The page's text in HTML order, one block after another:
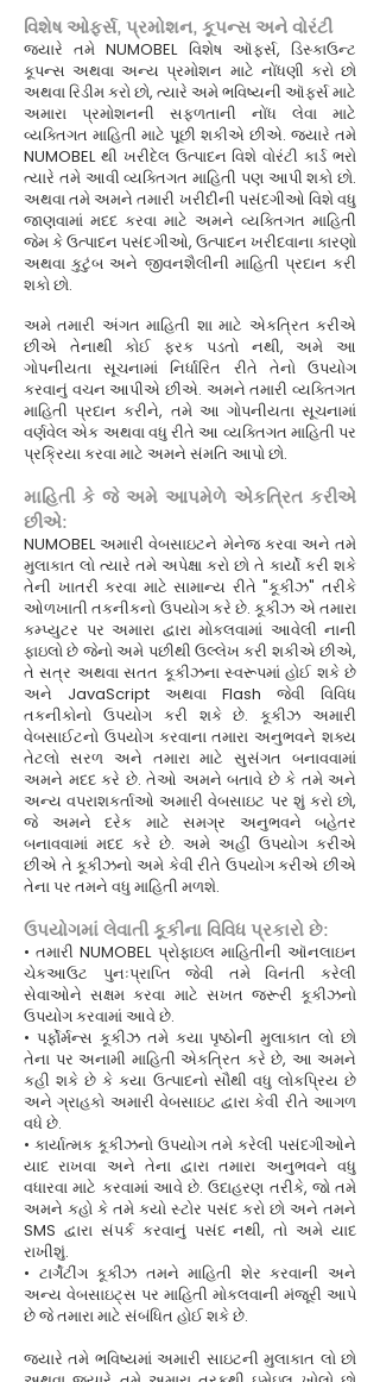
વિશેષ ઓફર્સ, પ્રમોશન, કૂપન્સ અને વોરંટી
જ્યારે તમે NUMOBEL વિશેષ ઑફર્સ, ડિસ્કાઉન્ટ
કૂપન્સ અથવા અન્ય પ્રમોશન માટે નોંધણી કરો છો
અથવા રિડીમ કરો છો, ત્યારે અમે ભવિષ્યની ઑફર્સ માટે
અમારા પ્રમોશનની સફળતાની નોંધ લેવા માટે
વ્યક્તિગત માહિતી માટે પૂછી શકીએ છીએ. જ્યારે તમે
NUMOBEL થી ખરીદેલ ઉત્પાદન વિશે વોરંટી કાર્ડ ભરો
ત્યારે તમે આવી વ્યક્તિગત માહિતી પણ આપી શકો છો.
અથવા તમે અમને તમારી ખરીદીની પસંદગીઓ વિશે વધુ
જાણવામાં મદદ કરવા માટે અમને વ્યક્તિગત માહિતી
જેમ કે ઉત્પાદન પસંદગીઓ, ઉત્પાદન ખરીદવાના કારણો
અથવા કુટુંબ અને જીવનશૈલીની માહિતી પ્રદાન કરી
શકો છો.
અમે તમારી અંગત માહિતી શા માટે એકત્રિત કરીએ
છીએ તેનાથી કોઈ ફરક પડતો નથી, અમે આ
ગોપનીયતા સૂચનામાં નિર્ધારિત રીતે તેનો ઉપયોગ
કરવાનું વચન આપીએ છીએ. અમને તમારી વ્યક્તિગત
માહિતી પ્રદાન કરીને, તમે આ ગોપનીયતા સૂચનામાં
વર્ણવેલ એક અથવા વધુ રીતે આ વ્યક્તિગત માહિતી પર
પ્રક્રિયા કરવા માટે અમને સંમતિ આપો છો.
માહિતી કે જે અમે આપમેળે એકત્રિત કરીએ
છીએ:
NUMOBEL અમારી વેબસાઇટને મેનેજ કરવા અને તમે
મુલાકાત લો ત્યારે તમે અપેક્ષા કરો છો તે કાર્યો કરી શકે
તેની ખાતરી કરવા માટે સામાન્ય રીતે "કૂકીઝ" તરીકે
ઓળખાતી તકનીકનો ઉપયોગ કરે છે. કૂકીઝ એ તમારા
કમ્પ્યુટર પર અમારા દ્વારા મોકલવામાં આવેલી નાની
ફાઇલો છે જેનો અમે પછીથી ઉલ્લેખ કરી શકીએ છીએ,
તે સત્ર અથવા સતત કૂકીઝના સ્વરૂપમાં હોઈ શકે છે
અને JavaScript અથવા Flash જેવી વિવિધ
તકનીકોનો ઉપયોગ કરી શકે છે. કૂકીઝ અમારી
વેબસાઈટનો ઉપયોગ કરવાના તમારા અનુભવને શક્ય
તેટલો સરળ અને તમારા માટે સુસંગત બનાવવામાં
અમને મદદ કરે છે. તેઓ અમને બતાવે છે કે તમે અને
અન્ય વપરાશકર્તાઓ અમારી વેબસાઇટ પર શું કરો છો,
જે અમને દરેક માટે સમગ્ર અનુભવને બહેતર
બનાવવામાં મદદ કરે છે. અમે અહીં ઉપયોગ કરીએ
છીએ તે કૂકીઝનો અમે કેવી રીતે ઉપયોગ કરીએ છીએ
તેના પર તમને વધુ માહિતી મળશે.
ઉપયોગમાં લેવાતી કૂકીના વિવિધ પ્રકારો છે:
• તમારી NUMOBEL પ્રોફાઇલ માહિતીની ઑનલાઇન
ચેકઆઉટ પુનઃપ્રાપ્તિ જેવી તમે વિનંતી કરેલી
સેવાઓને સક્ષમ કરવા માટે સખત જરૂરી કૂકીઝનો
ઉપયોગ કરવામાં આવે છે.
• પર્ફોર્મન્સ કૂકીઝ તમે કયા પૃષ્ઠોની મુલાકાત લો છો
તેના પર અનામી માહિતી એકત્રિત કરે છે, આ અમને
કહી શકે છે કે કયા ઉત્પાદનો સૌથી વધુ લોકપ્રિય છે
અને ગ્રાહકો અમારી વેબસાઇટ દ્વારા કેવી રીતે આગળ
વધે છે.
• કાર્યાત્મક કૂકીઝનો ઉપયોગ તમે કરેલી પસંદગીઓને
યાદ રાખવા અને તેના દ્વારા તમારા અનુભવને વધુ
વધારવા માટે કરવામાં આવે છે. ઉદાહરણ તરીકે, જો તમે
અમને કહો કે તમે કયો સ્ટોર પસંદ કરો છો અને તમને
SMS દ્વારા સંપર્ક કરવાનું પસંદ નથી, તો અમે યાદ
રાખીશું.
• ટાર્ગેટીંગ કૂકીઝ તમને માહિતી શેર કરવાની અને
અન્ય વેબસાઇટ્સ પર માહિતી મોકલવાની મંજૂરી આપે
છે જે તમારા માટે સંબંધિત હોઈ શકે છે.
જ્યારે તમે ભવિષ્યમાં અમારી સાઇટની મુલાકાત લો છો